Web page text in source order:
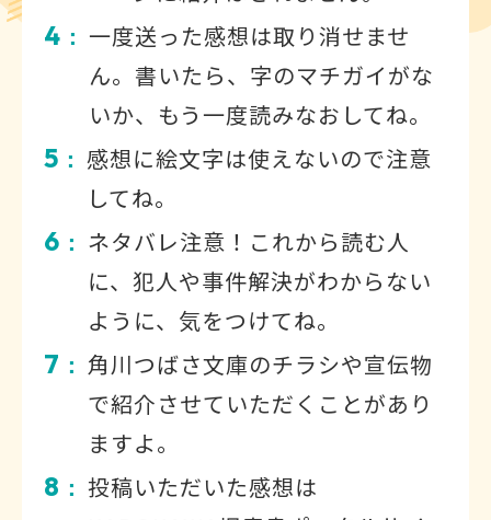
4 ： 一度送った感想は取り消せませ
ん。書いたら、字のマチガイがな
いか、もう一度読みなおしてね。
5 ： 感想に絵文字は使えないので注意
してね。
6 ： ネタバレ注意！これから読む人
に、犯人や事件解決がわからない
ように、気をつけてね。
7 ： 角川つばさ文庫のチラシや宣伝物
で紹介させていただくことがあり
ますよ。
8 ： 投稿いただいた感想は